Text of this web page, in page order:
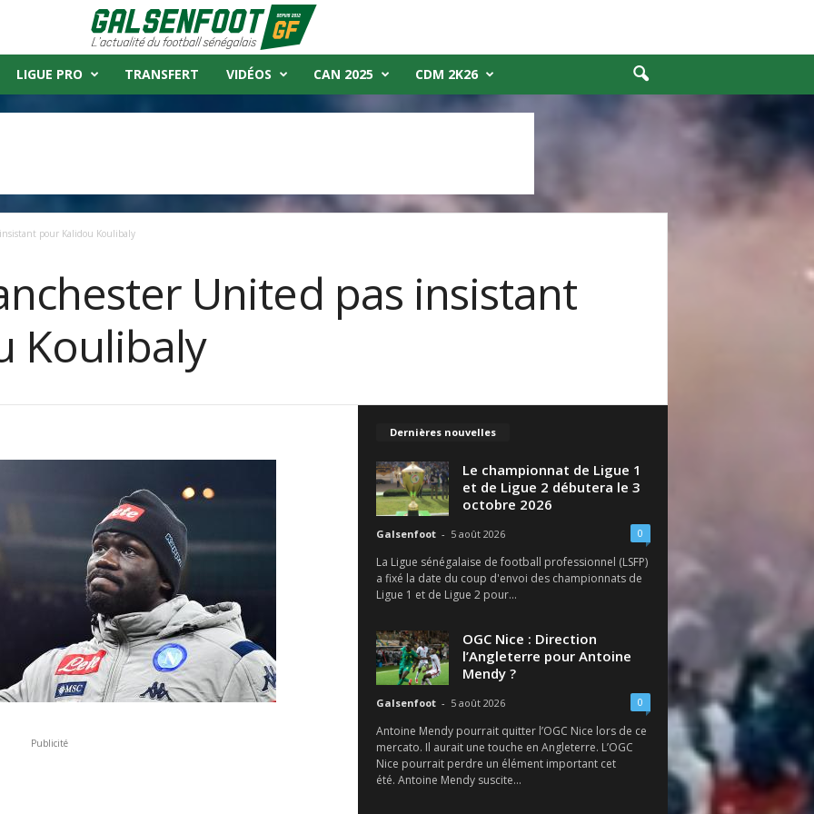
LIGUE PRO TRANSFERT VIDÉOS CAN 2025 CDM 2K26
pour Kalidou Koulibaly
United pas insistant
Koulibaly
Publicité
Dernières nouvelles
Le championnat de Ligue 1
et de Ligue 2 débutera le 3
octobre 2026
Galsenfoot - 5 août 2026 0
La Ligue sénégalaise de football professionnel (LSFP)
a fixé la date du coup d'envoi des championnats de
Ligue 1 et de Ligue 2 pour...
OGC Nice : Direction
l’Angleterre pour Antoine
Mendy ?
Galsenfoot - 5 août 2026 0
Antoine Mendy pourrait quitter l’OGC Nice lors de ce
mercato. Il aurait une touche en Angleterre. L’OGC
Nice pourrait perdre un élément important cet
été. Antoine Mendy suscite...